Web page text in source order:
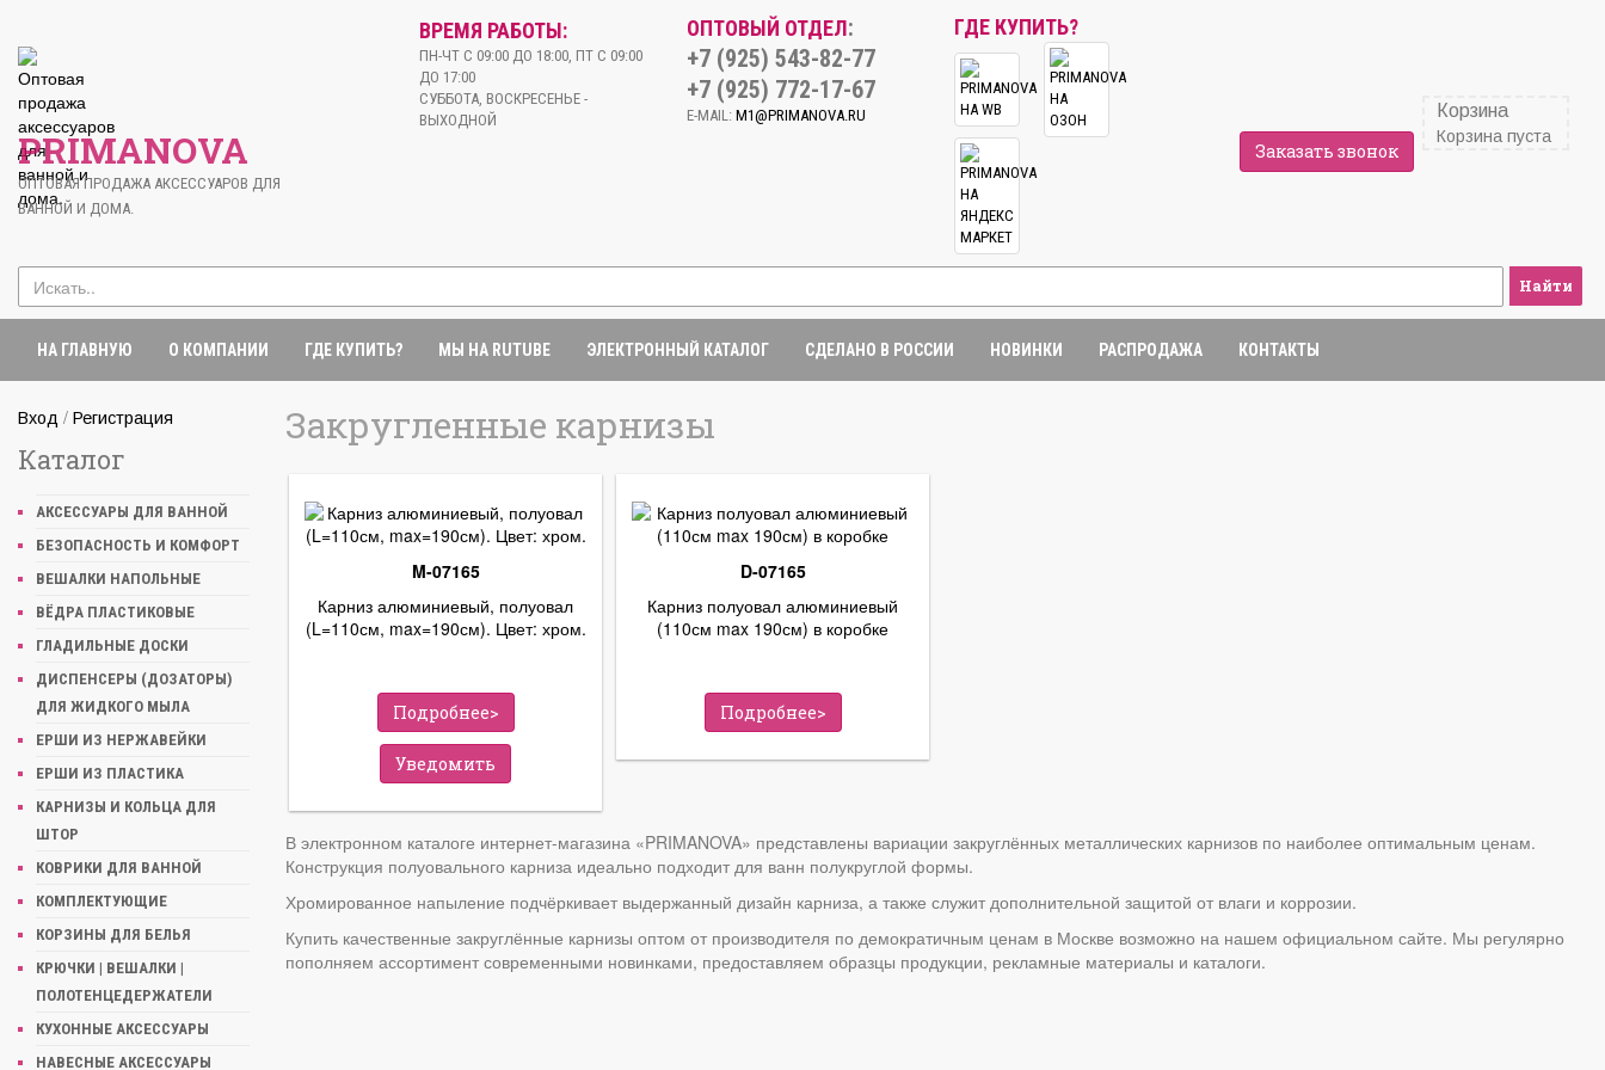
PRIMANOVA
ОПТОВАЯ ПРОДАЖА АКСЕССУАРОВ ДЛЯ
ВАННОЙ И ДОМА.
ВРЕМЯ РАБОТЫ:
ПН-ЧТ С 09:00 ДО 18:00, ПТ С 09:00
ДО 17:00
СУББОТА, ВОСКРЕСЕНЬЕ -
ВЫХОДНОЙ
ОПТОВЫЙ ОТДЕЛ:
+7 (925) 543-82-77
+7 (925) 772-17-67
E-MAIL: M1@PRIMANOVA.RU
ГДЕ КУПИТЬ?
Заказать звонок
Корзина
Корзина пуста
Найти
НА ГЛАВНУЮ О КОМПАНИИ ГДЕ КУПИТЬ? МЫ НА RUTUBE ЭЛЕКТРОННЫЙ КАТАЛОГ СДЕЛАНО В РОССИИ НОВИНКИ РАСПРОДАЖА КОНТАКТЫ
Вход / Регистрация
Каталог
АКСЕССУАРЫ ДЛЯ ВАННОЙ
БЕЗОПАСНОСТЬ И КОМФОРТ
ВЕШАЛКИ НАПОЛЬНЫЕ
ВЁДРА ПЛАСТИКОВЫЕ
ГЛАДИЛЬНЫЕ ДОСКИ
ДИСПЕНСЕРЫ (ДОЗАТОРЫ)
ДЛЯ ЖИДКОГО МЫЛА
ЕРШИ ИЗ НЕРЖАВЕЙКИ
ЕРШИ ИЗ ПЛАСТИКА
КАРНИЗЫ И КОЛЬЦА ДЛЯ
ШТОР
КОВРИКИ ДЛЯ ВАННОЙ
КОМПЛЕКТУЮЩИЕ
КОРЗИНЫ ДЛЯ БЕЛЬЯ
КРЮЧКИ | ВЕШАЛКИ |
ПОЛОТЕНЦЕДЕРЖАТЕЛИ
КУХОННЫЕ АКСЕССУАРЫ
НАВЕСНЫЕ АКСЕССУАРЫ
Закругленные карнизы
M-07165
Карниз алюминиевый, полуовал
(L=110см, max=190см). Цвет: хром.
Подробнее>
Уведомить
D-07165
Карниз полуовал алюминиевый
(110см max 190см) в коробке
Подробнее>
В электронном каталоге интернет-магазина «PRIMANOVA» представлены вариации закруглённых металлических карнизов по наиболее оптимальным ценам.
Конструкция полуовального карниза идеально подходит для ванн полукруглой формы.
Хромированное напыление подчёркивает выдержанный дизайн карниза, а также служит дополнительной защитой от влаги и коррозии.
Купить качественные закруглённые карнизы оптом от производителя по демократичным ценам в Москве возможно на нашем официальном сайте. Мы регулярно
пополняем ассортимент современными новинками, предоставляем образцы продукции, рекламные материалы и каталоги.